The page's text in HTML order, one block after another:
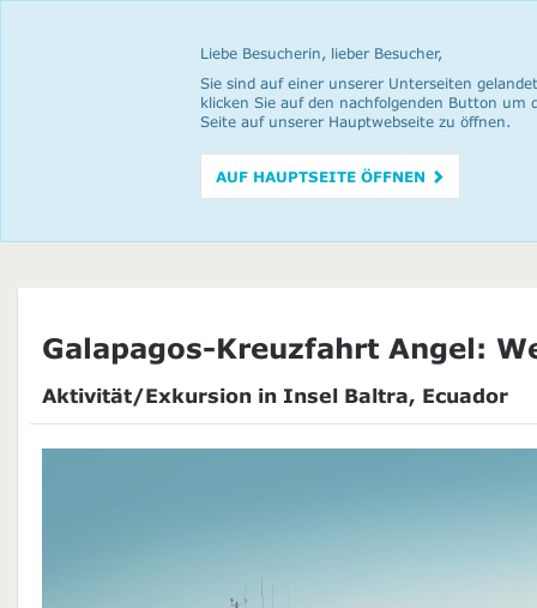
Liebe Besucherin, lieber Besucher,
Sie sind auf einer unserer Unterseiten
klicken Sie auf den nachfolgenden Button um
Seite auf unserer Hauptwebseite zu öffnen.
AUF HAUPTSEITE ÖFFNEN
Galapagos-Kreuzfahrt Angel:
Aktivität/Exkursion in Insel Baltra, Ecuador